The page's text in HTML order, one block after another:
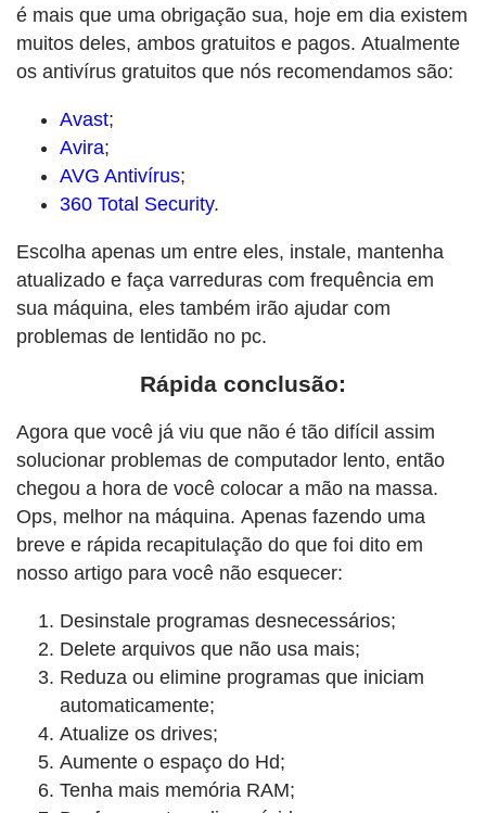
é mais que uma obrigação sua, hoje em dia existem
muitos deles, ambos gratuitos e pagos. Atualmente
os antivírus gratuitos que nós recomendamos são:
Avast;
Avira;
AVG Antivírus;
360 Total Security.
Escolha apenas um entre eles, instale, mantenha
atualizado e faça varreduras com frequência em
sua máquina, eles também irão ajudar com
problemas de lentidão no pc.
Rápida conclusão:
Agora que você já viu que não é tão difícil assim
solucionar problemas de computador lento, então
chegou a hora de você colocar a mão na massa.
Ops, melhor na máquina. Apenas fazendo uma
breve e rápida recapitulação do que foi dito em
nosso artigo para você não esquecer:
Desinstale programas desnecessários;
Delete arquivos que não usa mais;
Reduza ou elimine programas que iniciam
automaticamente;
Atualize os drives;
Aumente o espaço do Hd;
Tenha mais memória RAM;